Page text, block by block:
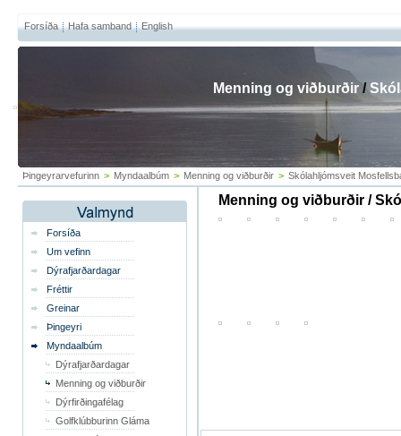
Forsíða Hafa samband English
Þingeyrarvefurinn > Myndaalbúm > Menning og viðburðir > Skólahljómsveit
Forsíða
Um vefinn
Dýrafjarðardagar
Fréttir
Greinar
Þingeyri
Myndaalbúm
Dýrafjarðardagar
Menning og viðburðir
Dýrfirðingafélag
Golfklúbburinn Gláma
Menning og viðburðir /
Menning og viðburðir /